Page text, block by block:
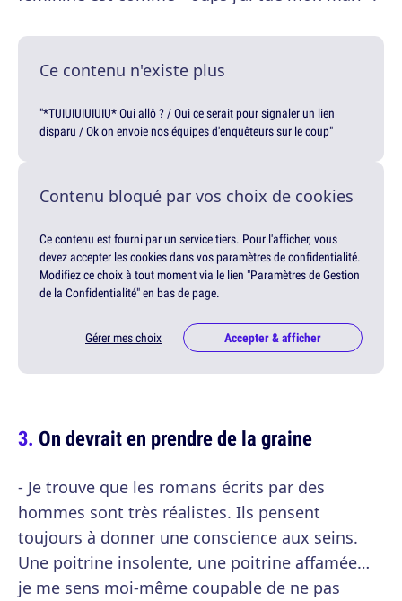
Ce contenu n'existe plus
"*TUIUIUIUIUIU* Oui allô ? / Oui ce serait pour signaler un lien
disparu / Ok on envoie nos équipes d'enquêteurs sur le coup"
Contenu bloqué par vos choix de cookies
Ce contenu est fourni par un service tiers. Pour l'afficher, vous
devez accepter les cookies dans vos paramètres de confidentialité.
Modifiez ce choix à tout moment via le lien "Paramètres de Gestion
de la Confidentialité" en bas de page.
Gérer mes choix Accepter & afficher
On devrait en prendre de la graine
- Je trouve que les romans écrits par des
hommes sont très réalistes. Ils pensent
toujours à donner une conscience aux seins.
Une poitrine insolente, une poitrine affamée…
je me sens moi-même coupable de ne pas